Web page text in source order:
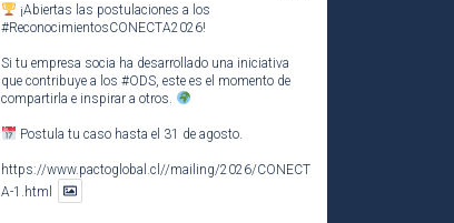
¡Abiertas las postulaciones a los
#ReconocimientosCONECTA2026!
Si tu empresa socia ha desarrollado una iniciativa
que contribuye a los #ODS, este es el momento de
compartirla e inspirar a otros.
Postula tu caso hasta el 31 de agosto.
https://www.pactoglobal.cl//mailing/2026/CONECT
A-1.html